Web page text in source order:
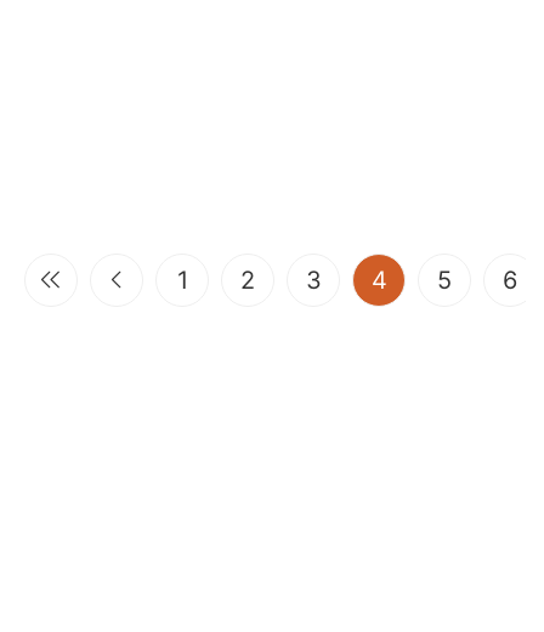
1 2 3 4(current)
5 6